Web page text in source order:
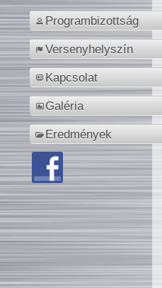
Programbizottság
Versenyhelyszín
Kapcsolat
Galéria
Eredmények